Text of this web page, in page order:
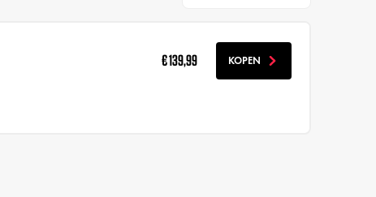
€ 139,99 KOPEN